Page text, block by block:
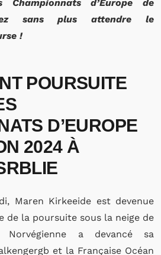
Championnats d’Europe de
sans plus attendre le
!
POURSUITE
D’EUROPE
2024 À
Maren Kirkeeide est devenue
de la poursuite sous la neige de
Norvégienne a devancé sa
et la Française Océan